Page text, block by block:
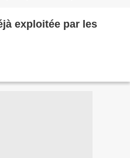
exploitée par les